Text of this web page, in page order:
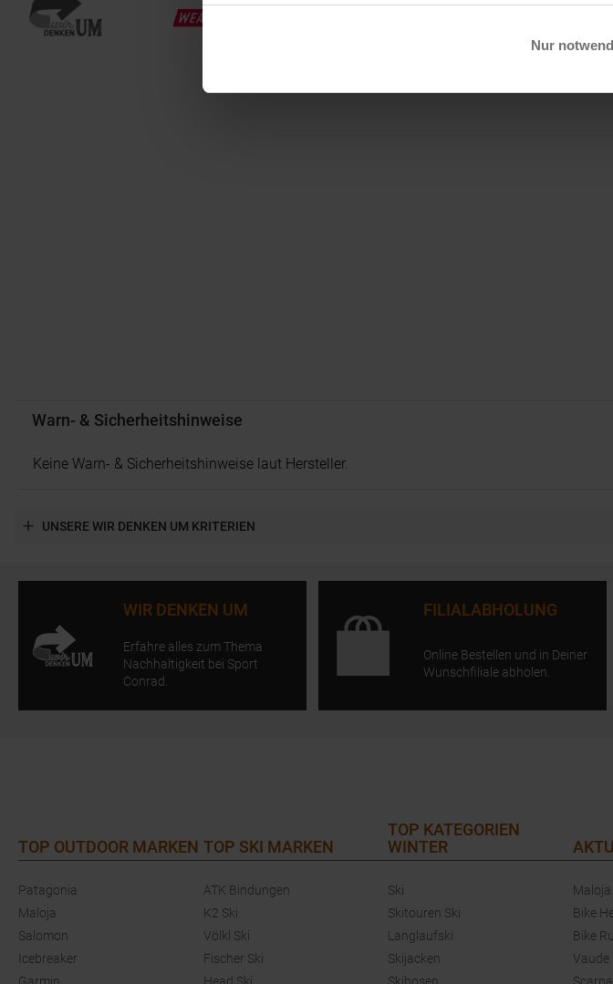
Nur
Warn- & Sicherheitshinweise
Keine Warn- & Sicherheitshinweise laut Hersteller.
UNSERE WIR DENKEN UM KRITERIEN
WIR DENKEN UM
Erfahre alles zum Thema
Nachhaltigkeit bei Sport
Conrad.
FILIALABHOLUNG
Online Bestellen und in Deiner
Wunschfiliale abholen.
TOP OUTDOOR MARKEN
Patagonia
Maloja
Salomon
Icebreaker
TOP SKI MARKEN
ATK Bindungen
K2 Ski
Völkl Ski
Fischer Ski
TOP KATEGORIEN
WINTER
Ski
Skitouren Ski
Langlaufski
Skijacken
Bike
Bike
Vaude